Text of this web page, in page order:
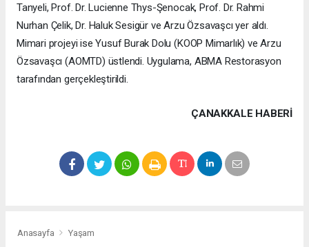
Tanyeli, Prof. Dr. Lucienne Thys-Şenocak, Prof. Dr. Rahmi
Nurhan Çelik, Dr. Haluk Sesigür ve Arzu Özsavaşcı yer aldı.
Mimari projeyi ise Yusuf Burak Dolu (KOOP Mimarlık) ve Arzu
Özsavaşcı (AOMTD) üstlendi. Uygulama, ABMA Restorasyon
tarafından gerçekleştirildi.
ÇANAKKALE HABERİ
Anasayfa Yaşam